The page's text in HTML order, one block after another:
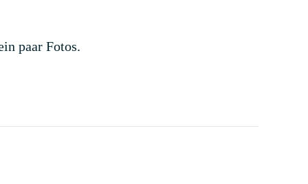
paar Fotos.